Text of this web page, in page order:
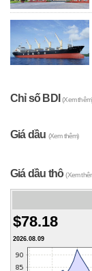
Chỉ số BDI(Xem
Giá dầu (Xem thêm)
Giá dầu thô(Xem
$78.18
2026.08.09